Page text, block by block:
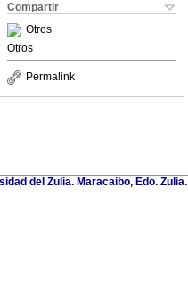
Compartir
Otros
Otros
Permalink
del Zulia. Maracaibo, Edo. Zulia.